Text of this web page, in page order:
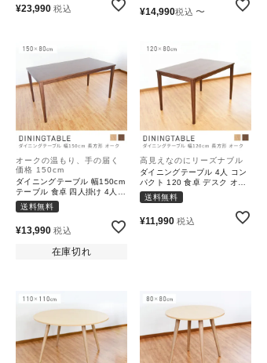
¥23,990 税込 ¥14,990税込 〜
オークの温もり、手の届く
価格 150cm
ダイニングテーブル 幅150cm
テーブル 食卓 四人掛け 4人
北欧 オーク ラバーウッド
送料無料
¥13,990 税込
在庫切れ
高見えなのにリーズナブル
ダイニングテーブル 4人 コン
パクト 120 食卓 デスク オー
ク ラバーウッド 高さ73cm
送料無料
¥11,990 税込